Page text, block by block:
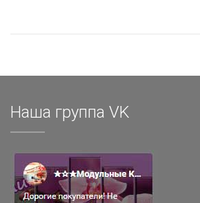
Наша группа VK